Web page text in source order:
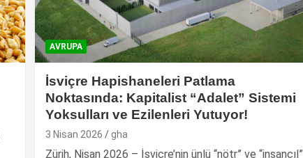
AVRUPA
İsviçre Hapishaneleri Patlama
Noktasında: Kapitalist “Adalet” Sistemi
Yoksulları ve Ezilenleri Yutuyor!
3 Nisan 2026 gha
Zürih, Nisan 2026 – İsviçre’nin ünlü “nötr” ve “insancıl”